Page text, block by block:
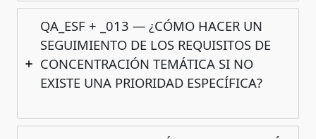
QA_ESF + _013 — ¿CÓMO HACER UN
SEGUIMIENTO DE LOS REQUISITOS DE
CONCENTRACIÓN TEMÁTICA SI NO
EXISTE UNA PRIORIDAD ESPECÍFICA?